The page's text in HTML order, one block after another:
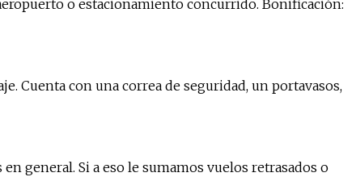
o estacionamiento concurrido. Bonificación:
Cuenta con una correa de seguridad, un portavasos,
general. Si a eso le sumamos vuelos retrasados ​​o